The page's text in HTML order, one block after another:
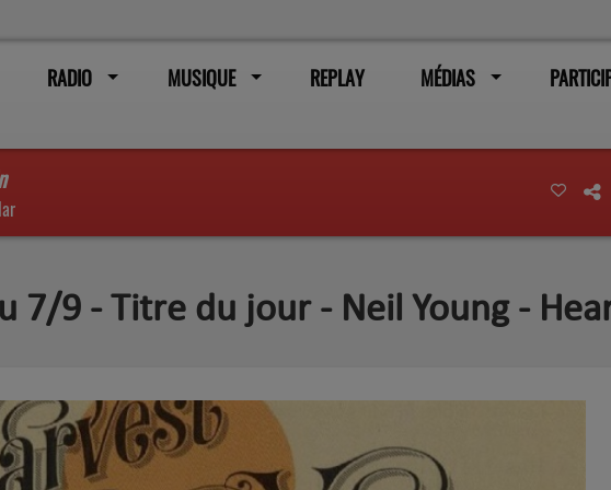
RADIO MUSIQUE REPLAY MÉDIAS
7/9 - Titre du jour - Neil Young -